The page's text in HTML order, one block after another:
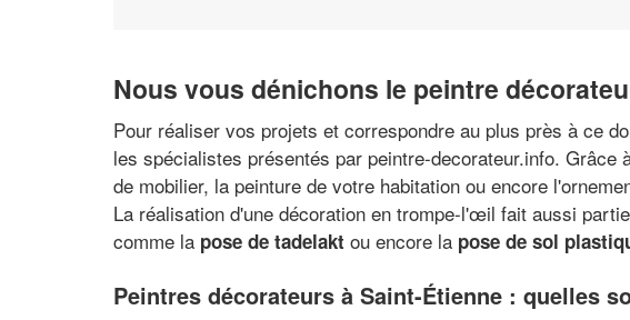
Nous vous dénichons le peintre
Pour réaliser vos projets et correspondre au plus près à ce
les spécialistes présentés par peintre-decorateur.info.
de mobilier, la peinture de votre habitation ou encore
La réalisation d'une décoration en trompe-l'œil fait aussi
comme la pose de tadelakt ou encore la pose de sol
Peintres décorateurs à Saint-Étienne : quelles